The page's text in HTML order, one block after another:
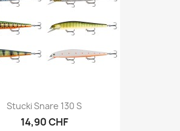
Stucki Snare 130 S
14,90 CHF